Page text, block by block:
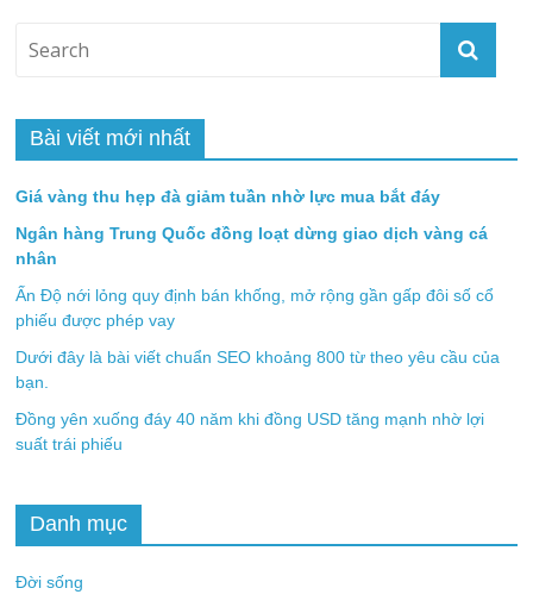
Bài viết mới nhất
Giá vàng thu hẹp đà giảm tuần nhờ lực mua bắt đáy
Ngân hàng Trung Quốc đồng loạt dừng giao dịch vàng cá
nhân
Ấn Độ nới lỏng quy định bán khống, mở rộng gần gấp đôi số cổ
phiếu được phép vay
Dưới đây là bài viết chuẩn SEO khoảng 800 từ theo yêu cầu của
bạn.
Đồng yên xuống đáy 40 năm khi đồng USD tăng mạnh nhờ lợi
suất trái phiếu
Danh mục
Đời sống